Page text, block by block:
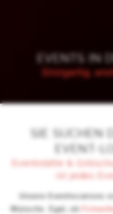
EVENTS IN
Einzigartig,
SIE SUCHEN
EVENT-
Eventstätte &
ist jedes
Unsere Eventlocations
Wünsche. Egal, ob